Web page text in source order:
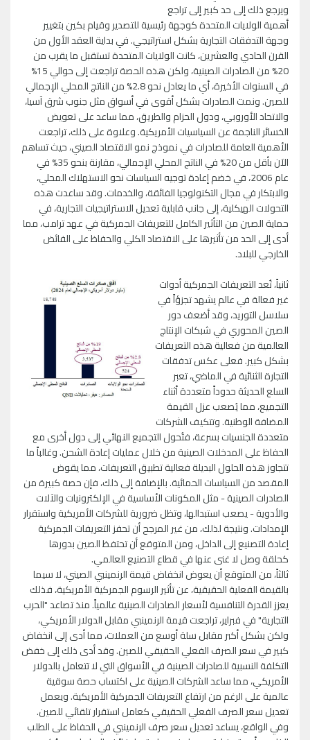
ويرجع ذلك إلى حد كبير إلى تراجع
أهمية الولايات المتحدة كوجهة رئيسية للتصدير وقيام بكين بتغيير
وجهة التدفقات التجارية بشكل استراتيجي. في بداية العقد الأول من
القرن الحادي والعشرين، كانت الولايات المتحدة تستقبل ما يقرب من
20% من الصادرات الصينية، ولكن هذه الحصة تراجعت إلى حوالي 15%
في السنوات الأخيرة، أي ما يعادل نحو 2.8% من الناتج المحلي الإجمالي
للصين. ونمت الصادرات بشكل أقوى في أسواق مثل جنوب شرق آسيا،
والاتحاد الأوروبي، ودول الحزام والطريق، مما ساعد على تعويض
الخسائر الناجمة عن السياسيات الأمريكية. وعلاوة على ذلك، تراجعت
الأهمية العامة للصادرات في نموذج نمو الاقتصاد الصيني، حيث تساهم
الآن بأقل من 20% في الناتج المحلي الإجمالي، مقارنة بنحو 35% في
عام 2006، في خضم إعادة توجيه السياسات نحو الاستهلاك المحلي،
والابتكار في مجال التكنولوجيا الفائقة، والخدمات. وقد ساعدت هذه
التحولات الهيكلية، إلى جانب قابلية تعديل الاستراتيجيات التجارية، في
حماية الصين من التأثير الكامل للتعريفات الجمركية في عهد ترامب، مما
أدى إلى الحد من تأثيرها على الاقتصاد الكلي والحفاظ على الفائض
الخارجي للبلاد.
ثانياً، تُعد التعريفات الجمركية أدوات
غير فعالة في عالم يشهد تجزؤاً في
سلاسل التوريد، وقد أضعف دور
الصين المحوري في شبكات الإنتاج
العالمية من فعالية هذه التعريفات
بشكل كبير. فعلى عكس تدفقات
التجارة الثنائية في الماضي، تعبر
السلع الحديثة حدوداً متعددة أثناء
التجميع، مما يُصعب عزل القيمة
المضافة الوطنية. وتتكيف الشركات
متعددة الجنسيات بسرعة، فتُحول التجميع النهائي إلى دول أخرى مع
الحفاظ على المدخلات الصينية من خلال عمليات إعادة الشحن. وغالباً ما
تتجاوز هذه الحلول البديلة فعالية تطبيق التعريفات، مما يقوض
المقصد من السياسات الحمائية. بالإضافة إلى ذلك، فإن حصة كبيرة من
الصادرات الصينية - مثل المكونات الأساسية في الإلكترونيات والآلات
والأدوية - يصعب استبدالها، وتظل ضرورية للشركات الأمريكية واستقرار
الإمدادات. ونتيجة لذلك، من غير المرجح أن تحفز التعريفات الجمركية
إعادة التصنيع إلى الداخل، ومن المتوقع أن تحتفظ الصين بدورها
كحلقة وصل لا غنى عنها في قطاع التصنيع العالمي.
ثالثاً، من المتوقع أن يعوض انخفاض قيمة الرنمينبي الصيني، لا سيما
بالقيمة الفعلية الحقيقية، عن تأثير الرسوم الجمركية الأمريكية، فذلك
يعزز القدرة التنافسية لأسعار الصادرات الصينية عالمياً. منذ تصاعد "الحرب
التجارية" في فبراير، تراجعت قيمة الرنمينبي مقابل الدولار الأمريكي،
ولكن بشكل أكبر مقابل سلة أوسع من العملات، مما أدى إلى انخفاض
كبير في سعر الصرف الفعلي الحقيقي للصين. وقد أدى ذلك إلى خفض
التكلفة النسبية للصادرات الصينية في الأسواق التي لا تتعامل بالدولار
الأمريكي، مما ساعد الشركات الصينية على اكتساب حصة سوقية
عالمية على الرغم من ارتفاع التعريفات الجمركية الأمريكية. ويعمل
تعديل سعر الصرف الفعلي الحقيقي كعامل استقرار تلقائي للصين.
وفي الواقع، يساعد تعديل سعر صرف الرنمينبي في الحفاظ على الطلب